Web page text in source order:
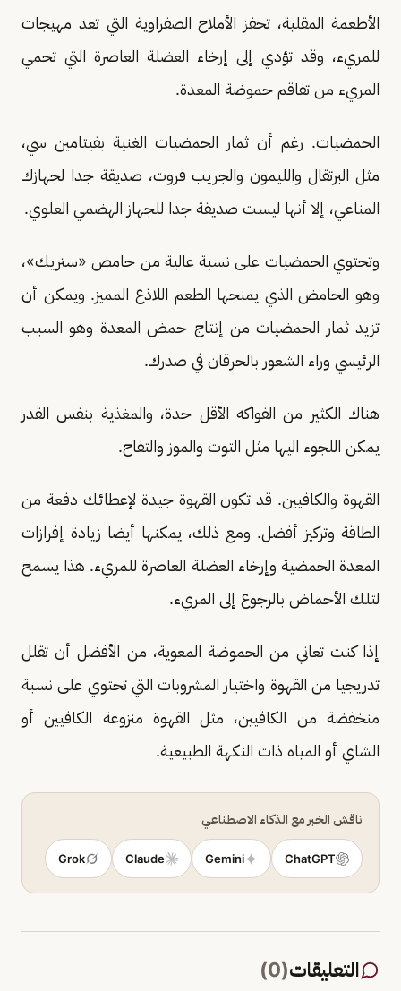
الأطعمة المقلية، تحفز الأملاح الصفراوية التي تعد مهيجات
للمريء، وقد تؤدي إلى إرخاء العضلة العاصرة التي تحمي
المريء من تفاقم حموضة المعدة.
الحمضيات. رغم أن ثمار الحمضيات الغنية بفيتامين سي،
مثل البرتقال والليمون والجريب فروت، صديقة جدا لجهازك
المناعي، إلا أنها ليست صديقة جدا للجهاز الهضمي العلوي.
وتحتوي الحمضيات على نسبة عالية من حامض «ستريك»،
وهو الحامض الذي يمنحها الطعم اللاذع المميز. ويمكن أن
تزيد ثمار الحمضيات من إنتاج حمض المعدة وهو السبب
الرئيسي وراء الشعور بالحرقان في صدرك.
هناك الكثير من الفواكه الأقل حدة، والمغذية بنفس القدر
يمكن اللجوء اليها مثل التوت والموز والتفاح.
القهوة والكافيين. قد تكون القهوة جيدة لإعطائك دفعة من
الطاقة وتركيز أفضل. ومع ذلك، يمكنها أيضا زيادة إفرازات
المعدة الحمضية وإرخاء العضلة العاصرة للمريء. هذا يسمح
لتلك الأحماض بالرجوع إلى المريء.
إذا كنت تعاني من الحموضة المعوية، من الأفضل أن تقلل
تدريجيا من القهوة واختيار المشروبات التي تحتوي على نسبة
منخفضة من الكافيين، مثل القهوة منزوعة الكافيين أو
الشاي أو المياه ذات النكهة الطبيعية.
ناقش الخبر مع الذكاء الاصطناعي
ChatGPT
Gemini
Claude
Grok
التعليقات(
0
)